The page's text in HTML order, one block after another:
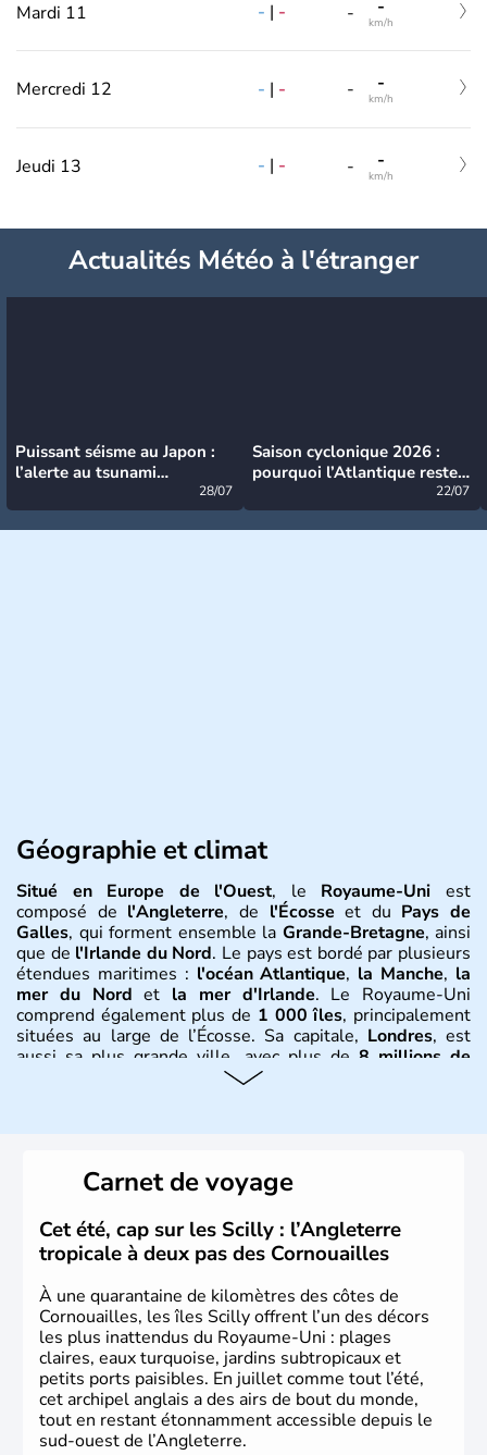
Mardi 11 - | - - -
km/h
Mercredi 12 - | - - -
km/h
Jeudi 13 - | - - -
km/h
Actualités Météo à l'étranger
Puissant séisme au Japon :
l’alerte au tsunami
28/07
Saison cyclonique 2026 :
pourquoi l’Atlantique reste
22/07
Géographie et climat
Situé en Europe de l'Ouest, le Royaume-Uni est
composé de l'Angleterre, de l'Écosse et du Pays de
Galles, qui forment ensemble la Grande-Bretagne, ainsi
que de l'Irlande du Nord. Le pays est bordé par plusieurs
étendues maritimes : l'océan Atlantique, la Manche, la
mer du Nord et la mer d'Irlande. Le Royaume-Uni
comprend également plus de 1 000 îles, principalement
situées au large de l’Écosse. Sa capitale, Londres, est
aussi sa plus grande ville, avec plus de 8 millions de
population totale du Royaume-Uni
Histoire et administration
naît officiellement en 1801 avec l’
d’Union, réunissant leRoyaume de Grande-Bretagne
Royaume d’Irlande. Puissance majeure duSiècle des
Lumières, il s’illustre enlittérature, ensciences
l’innovation. Il devient en 1807 la première nation à abolir
commerce d’esclaves. Membre de l’Union Européenne
à partir de 1973, le Royaume-Uniengage, dès les années
1980, d’importantesréformes économiquesfondées sur
lelibéralisme, influençant durablement son
développement. Sonhistoire richecontinue de marquer
sa culture et son rayonnement international.
Carnet de voyage
Cet été, cap sur les Scilly : l’Angleterre
tropicale à deux pas des Cornouailles
À une quarantaine de kilomètres des côtes de
Cornouailles, les îles Scilly offrent l’un des décors
les plus inattendus du Royaume-Uni : plages
claires, eaux turquoise, jardins subtropicaux et
petits ports paisibles. En juillet comme tout l’été,
cet archipel anglais a des airs de bout du monde,
tout en restant étonnamment accessible depuis le
sud-ouest de l’Angleterre.